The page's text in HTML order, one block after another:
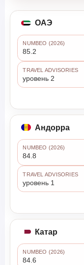
ОАЭ
NUMBEO (2026)
85.2
TRAVEL ADVISORIES
уровень 2
Андорра
NUMBEO (2026)
84.8
TRAVEL ADVISORIES
уровень 1
Катар
NUMBEO (2026)
84.6